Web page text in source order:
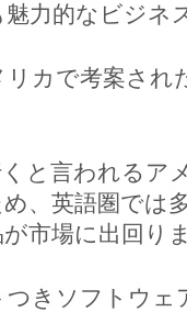
力的なビジネ
カで考案され
と言われるア
、英語圏では
市場に出回り
きソフトウェ